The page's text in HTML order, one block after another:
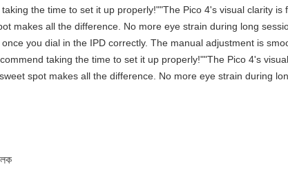
the time to set it up properly!""The Pico 4's visual clarity
makes all the difference. No more eye strain during long
you dial in the IPD correctly. The manual adjustment is
taking the time to set it up properly!""The Pico 4's
spot makes all the difference. No more eye strain during